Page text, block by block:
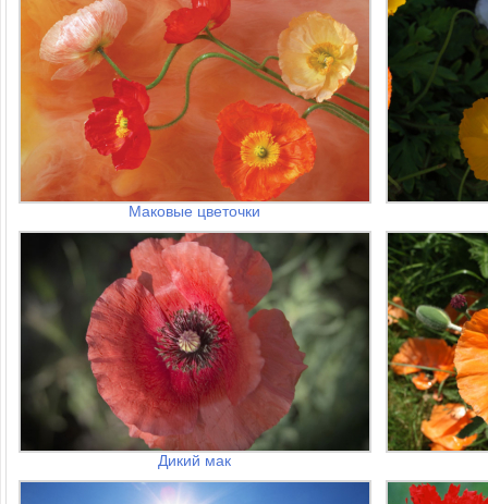
Маковые цветочки
Дикий мак